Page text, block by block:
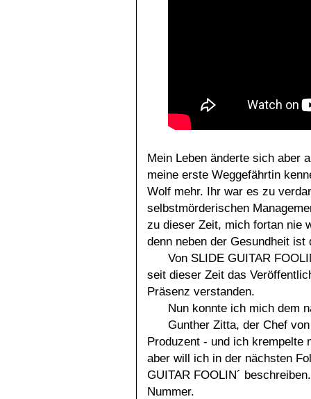
Mein Leben änderte sich aber
meine erste Weggefährtin
Wolf mehr. Ihr war es zu
selbstmörderischen
zu dieser Zeit, mich fortan nie
denn neben der Gesundheit
Von SLIDE GUITAR
seit dieser Zeit das
Präsenz verstanden.
Nun konnte ich mich dem
Gunther Zitta, der Chef
Produzent - und ich krempelte
aber will ich in der nächsten
GUITAR FOOLIN´
Nummer.